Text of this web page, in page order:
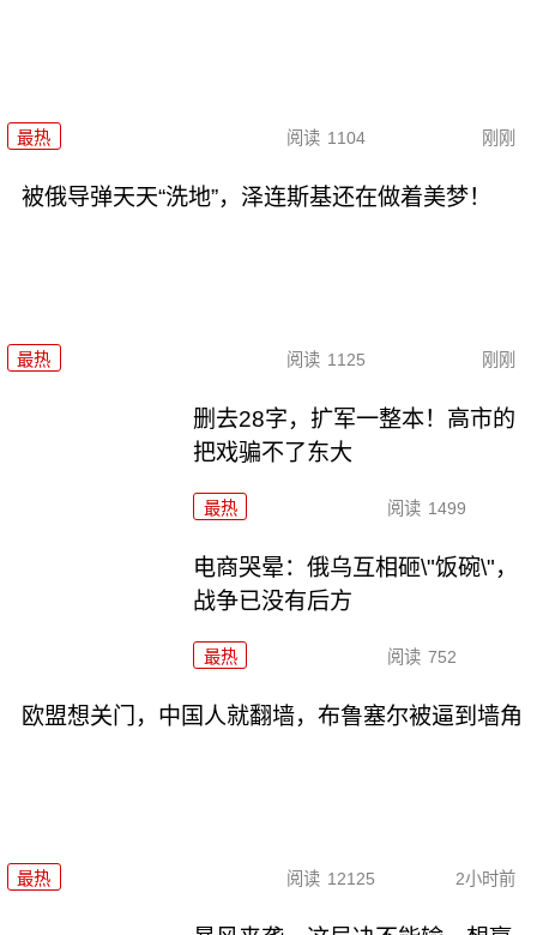
最热 阅读 1104 刚刚
被俄导弹天天“洗地”，泽连斯基还在做着美梦！
最热 阅读 1125 刚刚
删去28字，扩军一整本！高市的
把戏骗不了东大
最热 阅读 1499
电商哭晕：俄乌互相砸\"饭碗\"，
战争已没有后方
最热 阅读 752
欧盟想关门，中国人就翻墙，布鲁塞尔被逼到墙角
最热 阅读 12125 2小时前